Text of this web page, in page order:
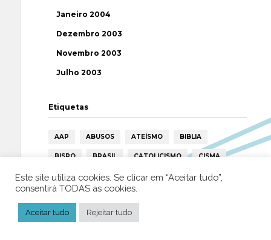
Janeiro 2004
Dezembro 2003
Novembro 2003
Julho 2003
Etiquetas
AAP ABUSOS ATEÍSMO BIBLIA
BISPO BRASIL CATOLICISMO CISMA
CIÊNCIA CRISTIANISMO CRÍTICA RELIGIOSA
ESPIRITISMO ESTATÍSTICAS
Este site utiliza cookies. Se clicar em “Aceitar tudo”,
consentirá TODAS as cookies.
Aceitar tudo Rejeitar tudo